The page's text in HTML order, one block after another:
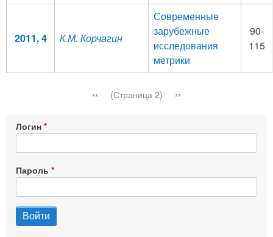
2011, 4 К.М. Корчагин
Современные
зарубежные
исследования
метрики
90-
115
←
‹‹ (Страница 2)
Следующая
››
Логин
Пароль